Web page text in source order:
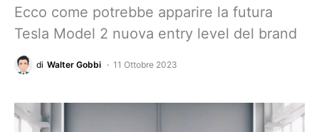
Ecco come potrebbe apparire la futura
Tesla Model 2 nuova entry level del brand
di Walter Gobbi 11 Ottobre 2023